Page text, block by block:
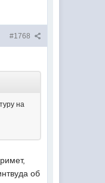
#1768
на
об